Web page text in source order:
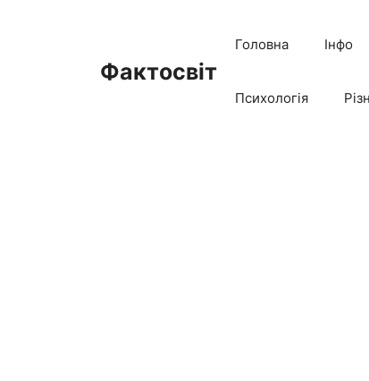
Фактосвіт
Головна Інфо
Психологія